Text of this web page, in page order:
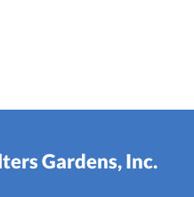
Gardens, Inc.